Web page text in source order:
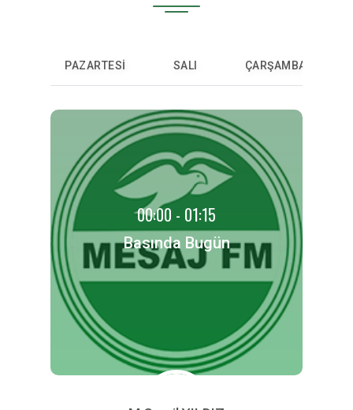
PAZARTESİ SALI ÇARŞAMBA
00:00 - 01:15
Basında Bugün